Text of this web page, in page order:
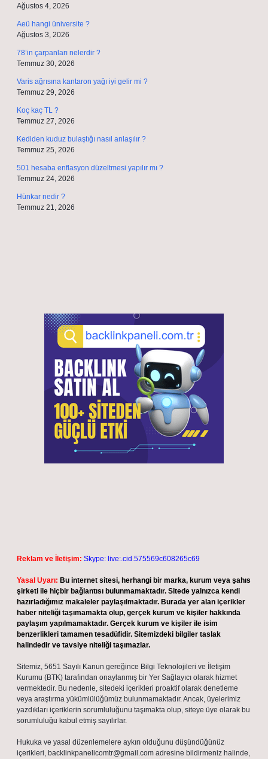
Ağustos 4, 2026
Aeü hangi üniversite ?
Ağustos 3, 2026
78’in çarpanları nelerdir ?
Temmuz 30, 2026
Varis ağrısına kantaron yağı iyi gelir mi ?
Temmuz 29, 2026
Koç kaç TL ?
Temmuz 27, 2026
Kediden kuduz bulaştığı nasıl anlaşılır ?
Temmuz 25, 2026
501 hesaba enflasyon düzeltmesi yapılır mı ?
Temmuz 24, 2026
Hünkar nedir ?
Temmuz 21, 2026
Reklam ve İletişim: Skype: live:.cid.575569c608265c69
Yasal Uyarı: Bu internet sitesi, herhangi bir marka, kurum veya şahıs
şirketi ile hiçbir bağlantısı bulunmamaktadır. Sitede yalnızca kendi
hazırladığımız makaleler paylaşılmaktadır. Burada yer alan içerikler
haber niteliği taşımamakta olup, gerçek kurum ve kişiler hakkında
paylaşım yapılmamaktadır. Gerçek kurum ve kişiler ile isim
benzerlikleri tamamen tesadüfidir. Sitemizdeki bilgiler taslak
halindedir ve tavsiye niteliği taşımazlar.
Sitemiz, 5651 Sayılı Kanun gereğince Bilgi Teknolojileri ve İletişim
Kurumu (BTK) tarafından onaylanmış bir Yer Sağlayıcı olarak hizmet
vermektedir. Bu nedenle, sitedeki içerikleri proaktif olarak denetleme
veya araştırma yükümlülüğümüz bulunmamaktadır. Ancak, üyelerimiz
yazdıkları içeriklerin sorumluluğunu taşımakta olup, siteye üye olarak bu
sorumluluğu kabul etmiş sayılırlar.
Hukuka ve yasal düzenlemelere aykırı olduğunu düşündüğünüz
içerikleri, backlinkpanelicomtr@gmail.com adresine bildirmeniz halinde,